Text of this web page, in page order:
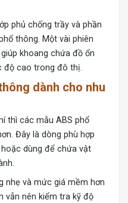
phủ chống trầy và phần
thông. Một vài phiên
khoang chứa đồ ổn
độ cao trong đô thị.
dành cho nhu
thì các mẫu ABS phổ
Đây là dòng phù hợp
dùng để chứa vật
nhẹ và mức giá mềm hơn
vẫn nên kiểm tra kỹ độ